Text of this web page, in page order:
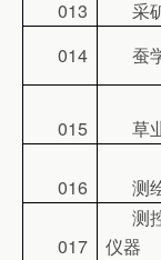
013 采
014
蚕
015 草
016 测
017
测
仪器